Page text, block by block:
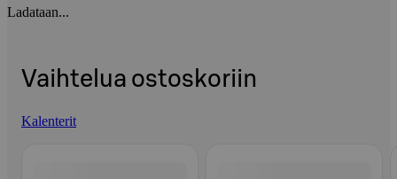
Ladataan...
Vaihtelua ostoskoriin
Kalenterit